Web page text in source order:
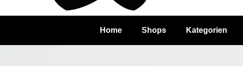
Home Shops Kategorien